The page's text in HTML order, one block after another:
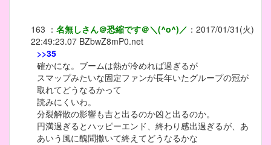
163 ： 名無しさん＠恐縮です＠＼(^o^)／ ： 2017/01/31(火)
22:49:23.07 BZbwZ8mP0.net
>>35
確かにな。ブームは熱が冷めれば過ぎるが
スマップみたいな固定ファンが長年いたグループの冠が
取れてどうなるかって
読みにくいわ。
分裂解散の影響も吉と出るのか凶と出るのか。
円満過ぎるとハッピーエンド、終わり感出過ぎるが、あ
あいう風に醜聞撒いて終えてどうなるかな